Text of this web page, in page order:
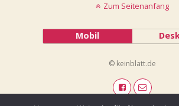
Zum Seitenanfang
Mobil
© keinblatt.de